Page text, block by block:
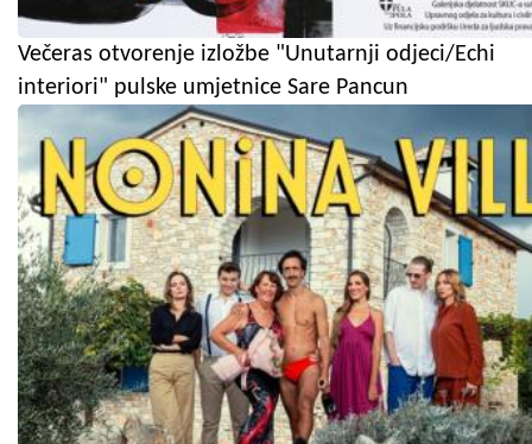
Večeras otvorenje izložbe "Unutarnji odjeci/Echi
interiori" pulske umjetnice Sare Pancun